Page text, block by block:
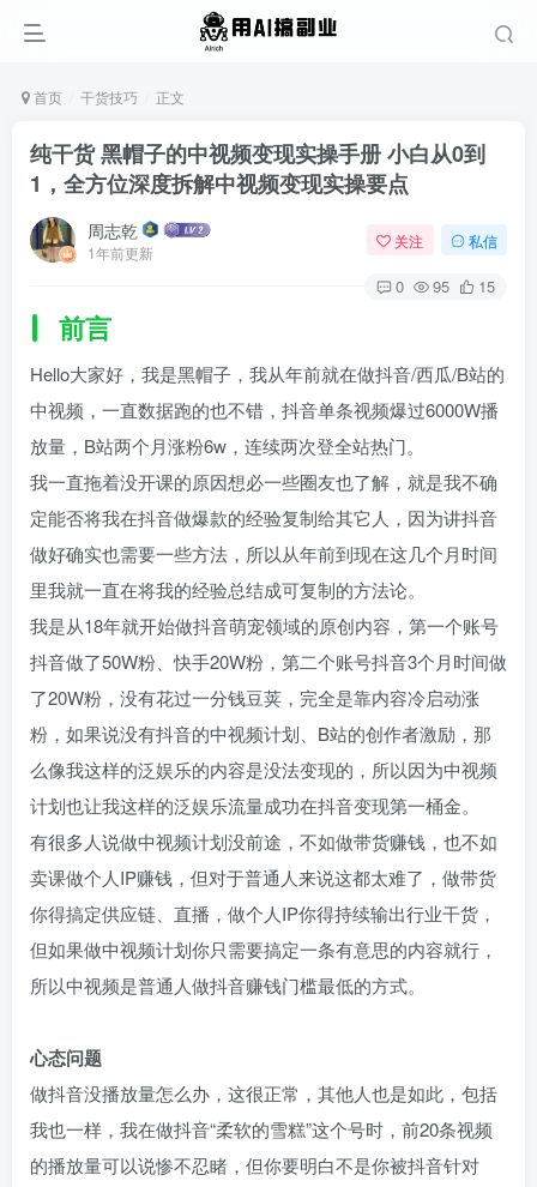
首页 干货技巧 正文
纯干货 黑帽子的中视频变现实操手册 小白从0到
1，全方位深度拆解中视频变现实操要点
周志乾
1年前更新
关注 私信
0 95 15
前言
Hello大家好，我是黑帽子，我从年前就在做抖音/西瓜/B站的
中视频，一直数据跑的也不错，抖音单条视频爆过6000W播
放量，B站两个月涨粉6w，连续两次登全站热门。​
我一直拖着没开课的原因想必一些圈友也了解，就是我不确
定能否将我在抖音做爆款的经验复制给其它人，因为讲抖音
做好确实也需要一些方法，所以从年前到现在这几个月时间
里我就一直在将我的经验总结成可复制的方法论。​
我是从18年就开始做抖音萌宠领域的原创内容，第一个账号
抖音做了50W粉、快手20W粉，第二个账号抖音3个月时间做
了20W粉，没有花过一分钱豆荚，完全是靠内容冷启动涨
粉，如果说没有抖音的中视频计划、B站的创作者激励，那
么像我这样的泛娱乐的内容是没法变现的，所以因为中视频
计划也让我这样的泛娱乐流量成功在抖音变现第一桶金。​
有很多人说做中视频计划没前途，不如做带货赚钱，也不如
卖课做个人IP赚钱，但对于普通人来说这都太难了，做带货
你得搞定供应链、直播，做个人IP你得持续输出行业干货，
但如果做中视频计划你只需要搞定一条有意思的内容就行，
所以中视频是普通人做抖音赚钱门槛最低的方式。​
心态问题​
做抖音没播放量怎么办，这很正常，其他人也是如此，包括
我也一样，我在做抖音“柔软的雪糕”这个号时，前20条视频
的播放量可以说惨不忍睹，但你要明白不是你被抖音针对